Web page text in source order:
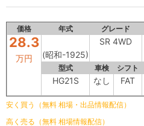
価格 年式 グレード
28.3
万円 (昭和-1925)
SR 4WD
型式 車検 シフト
HG21S なし FAT
安く買う（無料 相場・出品情報配信）
高く売る（無料 相場情報配信）